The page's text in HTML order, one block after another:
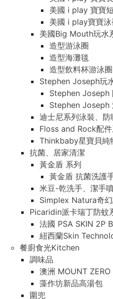
美國 i play 寶寶
美國 i play寶寶
美國Big Mouth玩水
造型游泳圈
造型海灘毯
造型飲料杯游泳圈
Stephen Joseph玩
Stephen Joseph
Stephen Joseph
迪士尼系列泳裝、防
Floss and Rock配
Thinkbaby星寶貝純
抗菌、居家清潔
黃金盾 系列
黃金盾 抗菌洗護
米豆-乾洗手、潔手
Simplex Natura奇
Picaridin派卡瑞丁防蚊
法國 PSA SKIN 2P
紐西蘭Skin
餐廚食光Kitchen
調味品
澳洲 MOUNT ZERO
藻作坊新品高湯包
圍兜